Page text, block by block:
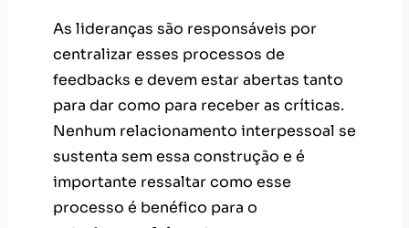
As lideranças são responsáveis por
centralizar esses processos de
feedbacks e devem estar abertas tanto
para dar como para receber as críticas.
Nenhum relacionamento interpessoal se
sustenta sem essa construção e é
importante ressaltar como esse
processo é benéfico para o